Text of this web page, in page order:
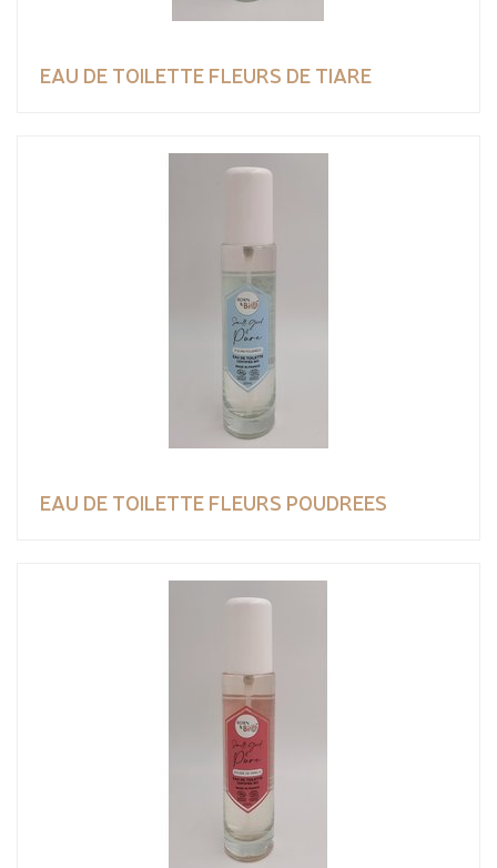
EAU DE TOILETTE FLEURS DE TIARE
EAU DE TOILETTE FLEURS POUDREES